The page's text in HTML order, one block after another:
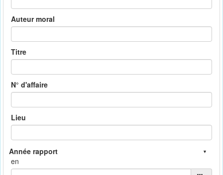
Auteur moral
Titre
N° d'affaire
Lieu
en